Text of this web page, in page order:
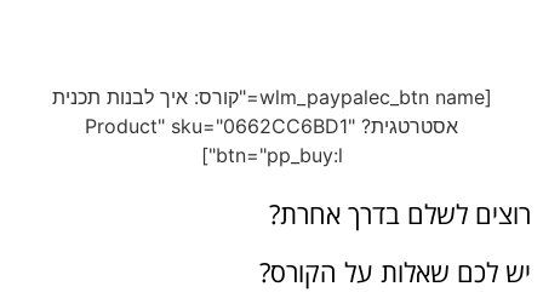
[wlm_paypalec_btn name="קורס: איך לבנות תכנית
אסטרטגית? Product" sku="0662CC6BD1"
btn="pp_buy:l"]
רוצים לשלם בדרך אחרת?
יש לכם שאלות על הקורס?